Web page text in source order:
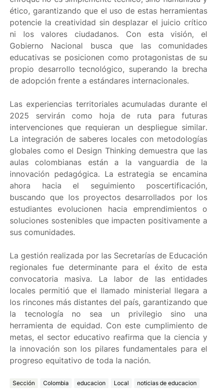
ético, garantizando que el uso de estas herramientas
potencie la creatividad sin desplazar el juicio crítico
ni los valores ciudadanos. Con esta visión, el
Gobierno Nacional busca que las comunidades
educativas se posicionen como protagonistas de su
propio desarrollo tecnológico, superando la brecha
de adopción frente a estándares internacionales.
Las experiencias territoriales acumuladas durante el
2025 servirán como hoja de ruta para futuras
intervenciones que requieran un despliegue similar.
La integración de saberes locales con metodologías
globales como el Design Thinking demuestra que las
aulas colombianas están a la vanguardia de la
innovación pedagógica. La estrategia se encamina
ahora hacia el seguimiento poscertificación,
buscando que los proyectos desarrollados por los
estudiantes evolucionen hacia emprendimientos o
soluciones sostenibles que impacten positivamente a
sus comunidades.
La gestión realizada por las Secretarías de Educación
regionales fue determinante para el éxito de esta
convocatoria masiva. La labor de las entidades
locales permitió que el llamado ministerial llegara a
los rincones más distantes del país, garantizando que
la tecnología no sea un privilegio sino una
herramienta de equidad. Con este cumplimiento de
metas, el sector educativo reafirma que la ciencia y
la innovación son los pilares fundamentales para el
progreso equitativo de toda la nación.
Sección Colombia educacion Local noticias de educacion